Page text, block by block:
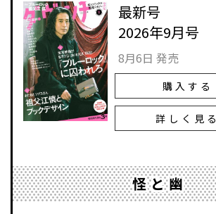
最新号
2026年9月号
8月6日 発売
購入する
詳しく見る
怪と幽